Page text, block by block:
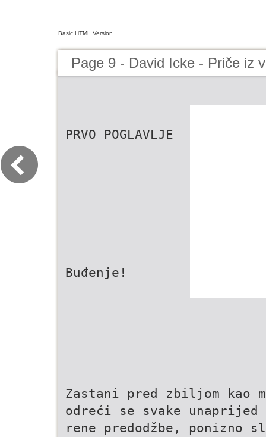
Basic HTML Version
Page 9 - David Icke - Priče iz
PRVO POGLAVLJE
Buđenje!
Zastani pred zbiljom kao
odreći se svake unaprijed
rene predodžbe,